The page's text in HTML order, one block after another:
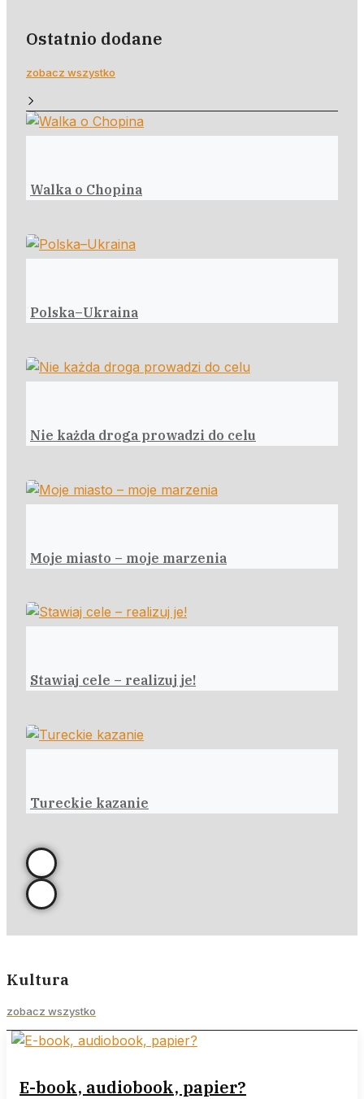
Ostatnio dodane
zobacz wszystko
Walka o Chopina
Polska–Ukraina
Nie każda droga prowadzi do celu
Moje miasto – moje marzenia
Stawiaj cele – realizuj je!
Tureckie kazanie
Kultura
zobacz wszystko
E-book, audiobook, papier?